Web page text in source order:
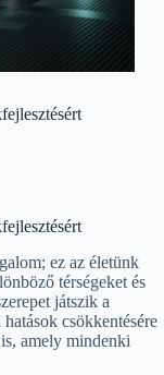
ez az életünk
térségeket és
játszik a
csökkentésére
amely mindenki